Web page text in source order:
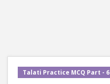
Talati Practice MCQ Part - 6